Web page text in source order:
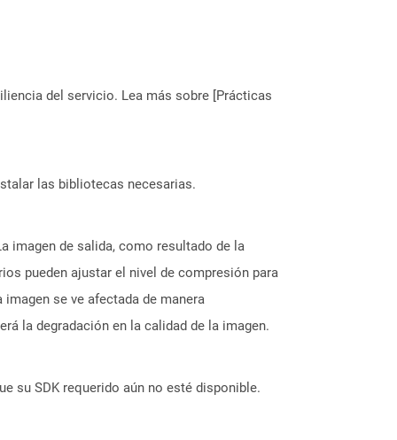
del servicio. Lea más sobre [Prácticas
las bibliotecas necesarias.
imagen de salida, como resultado de la
pueden ajustar el nivel de compresión para
se ve afectada de manera
la degradación en la calidad de la imagen.
su SDK requerido aún no esté disponible.